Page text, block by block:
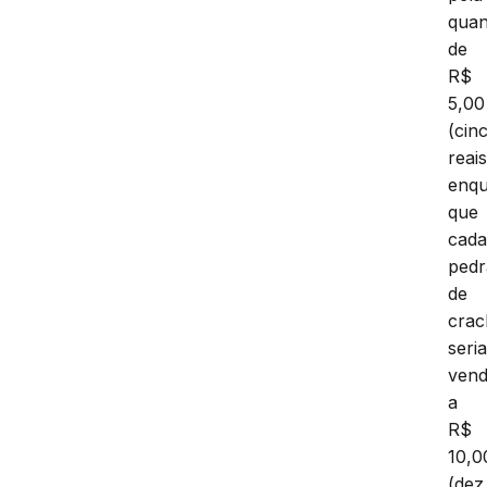
de
R$
5,00
que
cada
de
seria
a
R$